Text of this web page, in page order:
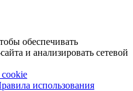
обеспечивать
и анализировать сетевой
использования